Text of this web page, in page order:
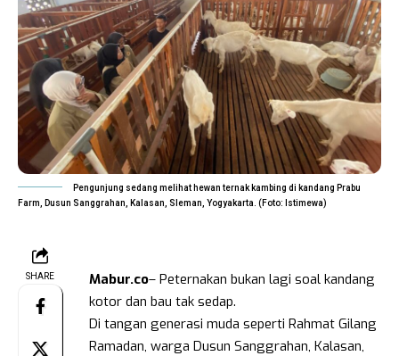
Pengunjung sedang melihat hewan ternak kambing di kandang Prabu
Farm, Dusun Sanggrahan, Kalasan, Sleman, Yogyakarta. (Foto: Istimewa)
SHARE Mabur.co– Peternakan bukan lagi soal kandang
kotor dan bau tak sedap.
Di tangan generasi muda seperti Rahmat Gilang
Ramadan, warga Dusun Sanggrahan, Kalasan,